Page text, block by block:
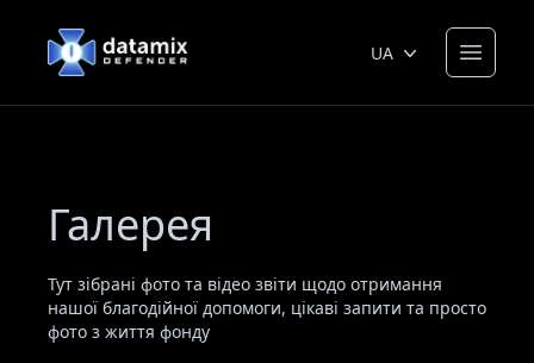
DataMix Defender UA Open
Галерея
Тут зібрані фото та відео звіти щодо отримання
нашої благодійної допомоги, цікаві запити та просто
фото з життя фонду